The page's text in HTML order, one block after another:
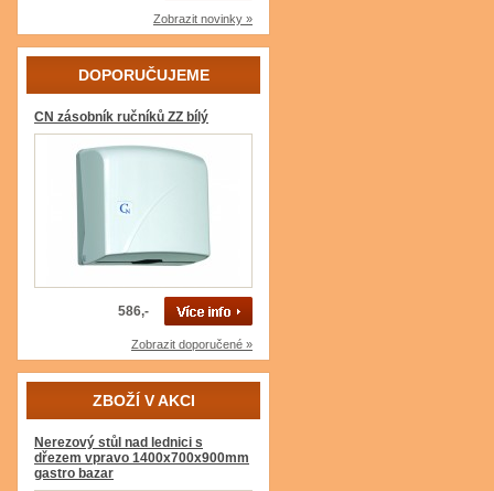
Zobrazit novinky »
DOPORUČUJEME
CN zásobník ručníků ZZ bílý
586,-
Zobrazit doporučené »
ZBOŽÍ V AKCI
Nerezový stůl nad lednici s
dřezem vpravo 1400x700x900mm
gastro bazar